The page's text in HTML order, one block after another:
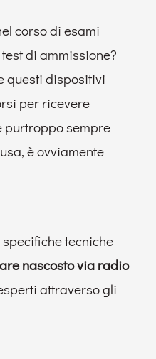
corso di esami
di ammissione?
questi dispositivi
per ricevere
purtroppo sempre
è ovviamente
tecniche
nascosto via radio
attraverso gli